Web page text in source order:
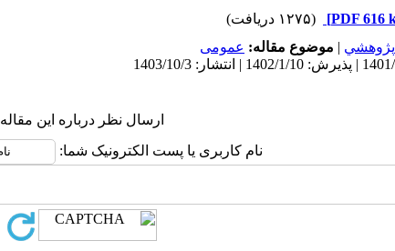
(۱۲۷۵ دریافت)
پژوهشي | موضوع مقاله: عمومى
ارسال نظر درباره این مقاله
نام کاربری یا پست الکترونیک شما: